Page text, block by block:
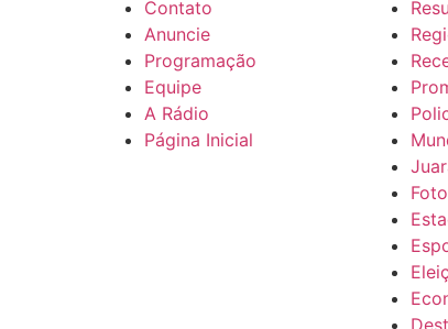
Contato
Anuncie
Programação
Equipe
A Rádio
Página Inicial